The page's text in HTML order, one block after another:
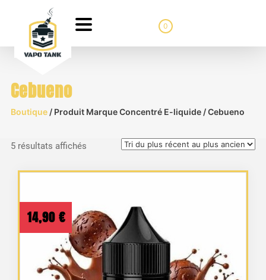
0
Cebueno
Boutique/ Produit Marque Concentré E-liquide / Cebueno
5 résultats affichésTrié
au
plus
ancien
14,90 €